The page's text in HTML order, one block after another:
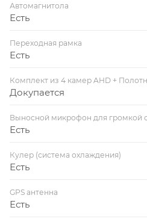
Автомагнитола
Есть
Переходная рамка
Есть
Комплект из 4 камер AHD +
Докупается
Выносной микрофон для громкой
Есть
Кулер (система охлаждения)
Есть
GPS антенна
Есть